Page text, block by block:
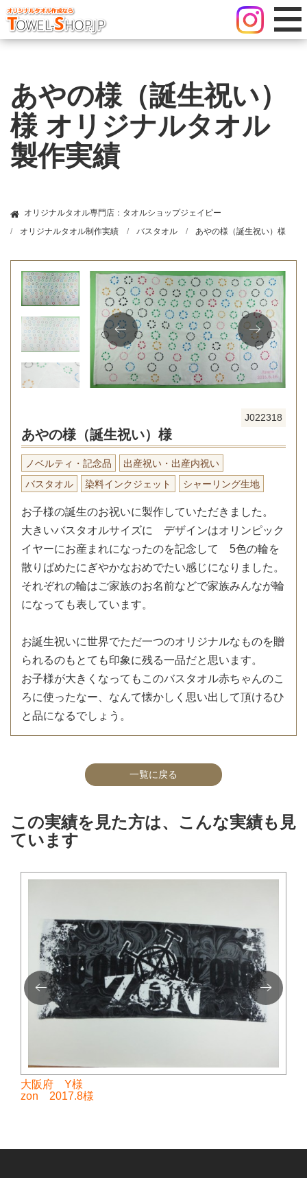
あやの様（誕生祝い）
様 オリジナルタオル
製作実績
オリジナルタオル専門店：タオルショップジェイピー
オリジナルタオル制作実績
バスタオル あやの様（誕生祝い）様
J022318
あやの様（誕生祝い）様
ノベルティ・記念品
出産祝い・出産内祝い
バスタオル
染料インクジェット シャーリング生地
お子様の誕生のお祝いに製作していただきました。
大きいバスタオルサイズに デザインはオリンピック
イヤーにお産まれになったのを記念して 5色の輪を
散りばめたにぎやかなおめでたい感じになりました。
それぞれの輪はご家族のお名前などで家族みんなが輪
になっても表しています。
お誕生祝いに世界でただ一つのオリジナルなものを贈
られるのもとても印象に残る一品だと思います。
お子様が大きくなってもこのバスタオル赤ちゃんのこ
ろに使ったなー、なんて懐かしく思い出して頂けるひ
と品になるでしょう。
一覧に戻る
この実績を見た方は、こんな実績も見
ています
大阪府 Y様
zon 2017.8様